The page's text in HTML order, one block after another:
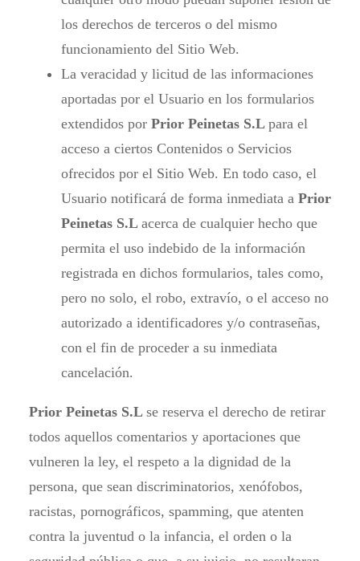
los derechos de terceros o del mismo
funcionamiento del Sitio Web.
La veracidad y licitud de las informaciones
aportadas por el Usuario en los formularios
extendidos por Prior Peinetas S.L para el
acceso a ciertos Contenidos o Servicios
ofrecidos por el Sitio Web. En todo caso, el
Usuario notificará de forma inmediata a Prior
Peinetas S.L acerca de cualquier hecho que
permita el uso indebido de la información
registrada en dichos formularios, tales como,
pero no solo, el robo, extravío, o el acceso no
autorizado a identificadores y/o contraseñas,
con el fin de proceder a su inmediata
cancelación.
Prior Peinetas S.L se reserva el derecho de retirar
todos aquellos comentarios y aportaciones que
vulneren la ley, el respeto a la dignidad de la
persona, que sean discriminatorios, xenófobos,
racistas, pornográficos, spamming, que atenten
contra la juventud o la infancia, el orden o la